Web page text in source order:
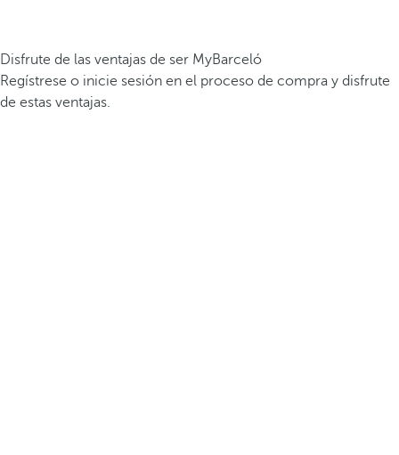
Disfrute de las ventajas de ser MyBarceló
Regístrese o inicie sesión en el proceso de compra y disfrute
de estas ventajas.